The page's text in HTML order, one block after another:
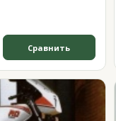
Сравнить